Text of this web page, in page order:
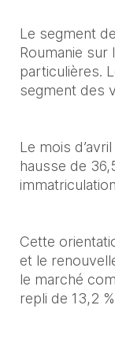
Le segment
Roumanie
particulières.
segment des
Le mois
hausse de
Cette
et le
le marché
repli de 13,2